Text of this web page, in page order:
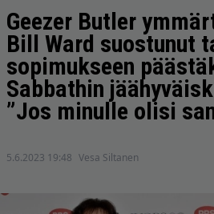
Geezer Butler
Bill Ward suostunut
sopimukseen
Sabbathin
”Jos minulle olisi
5.6.2023 19:48 Vesa Siltanen